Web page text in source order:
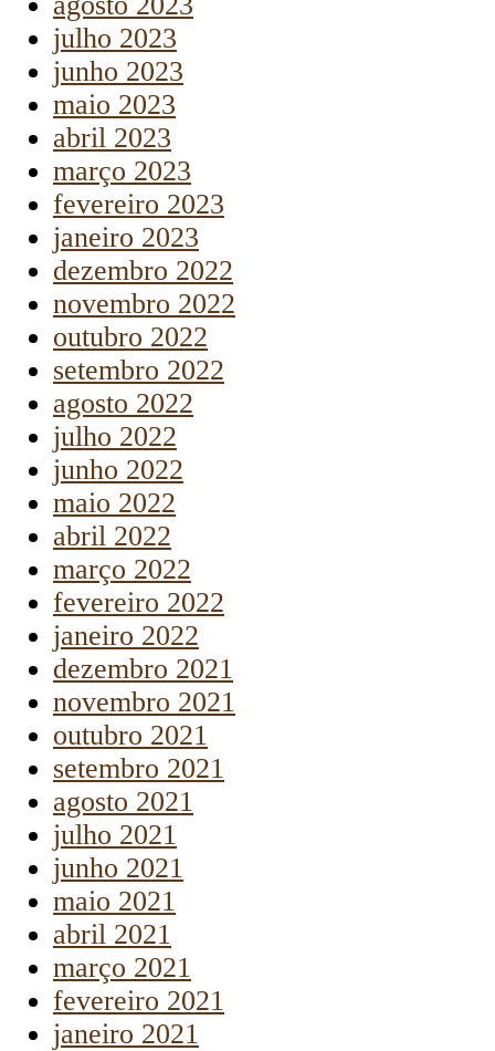
julho 2023
junho 2023
maio 2023
abril 2023
março 2023
fevereiro 2023
janeiro 2023
dezembro 2022
novembro 2022
outubro 2022
setembro 2022
agosto 2022
julho 2022
junho 2022
maio 2022
abril 2022
março 2022
fevereiro 2022
janeiro 2022
dezembro 2021
novembro 2021
outubro 2021
setembro 2021
agosto 2021
julho 2021
junho 2021
maio 2021
abril 2021
março 2021
fevereiro 2021
janeiro 2021